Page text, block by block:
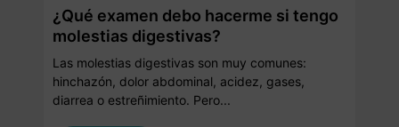
¿Qué examen debo hacerme si tengo
molestias digestivas?
Las molestias digestivas son muy comunes:
hinchazón, dolor abdominal, acidez, gases,
diarrea o estreñimiento. Pero...